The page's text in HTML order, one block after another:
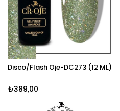
Disco/Flash Oje-DC273 (12 ML)
₺389,00